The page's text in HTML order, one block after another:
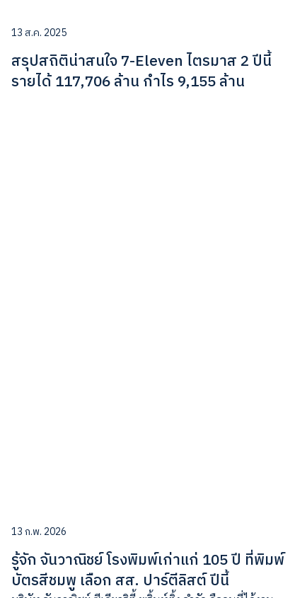
13 ส.ค. 2025
สรุปสถิติน่าสนใจ 7-Eleven ไตรมาส 2 ปีนี้
รายได้ 117,706 ล้าน กำไร 9,155 ล้าน
13 ก.พ. 2026
รู้จัก จันวาณิชย์ โรงพิมพ์เก่าแก่ 105 ปี ที่พิมพ์
บัตรสีชมพู เลือก สส. ปาร์ตีลิสต์ ปีนี้